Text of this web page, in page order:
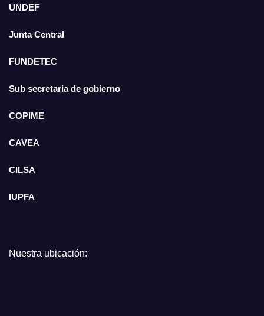
UNDEF
Junta Central
FUNDETEC
Sub secretaria de gobierno
COPIME
CAVEA
CILSA
IUPFA
Nuestra ubicación: